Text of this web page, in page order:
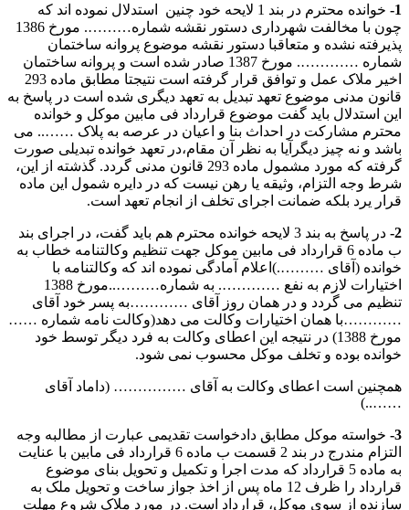
1-
خوانده محترم در بند 1 لایحه خود چنین استدلال نموده اند که
چون با مخالفت شهرداری دستور نقشه شماره………. مورخ 1386
پذیرفته نشده و متعاقبا دستور نقشه موضوع پروانه ساختمان
شماره …………. مورخ 1387 صادر شده است و پروانه ساختمان
اخیر ملاک عمل و توافق قرار گرفته است نتیجتا مطابق ماده 293
قانون مدنی موضوع تعهد تبدیل به تعهد دیگری شده است در پاسخ به
این استدلال باید گفت موضوع قرارداد فی مابین موکل و خوانده
محترم مشارکت در احداث بنا و اعیان در عرصه به پلاک …….. می
باشد و نه چیز دیگرآیا به نظر آن مقام،در تعهد خوانده تبدیلی صورت
گرفته که مورد مشمول ماده 293 قانون مدنی گردد. گذشته از این،
شرط وجه التزام، وثیقه یا رهن نیست که در دایره شمول این ماده
قرار یرد بلکه ضمانت اجرای تخلف از انجام تعهد است.
2-
در پاسخ به بند 3 لایحه خوانده محترم هم باید گفت، در اجرای بند
ب ماده 6 قرارداد فی مابین موکل جهت تنظیم وکالتنامه خطاب به
خوانده (آقای ……….)اعلام آمادگی نموده اند که وکالتنامه با
اختیارات لازم به نفع …………. به شماره………..مورخ 1388
تنظیم می گردد و در همان روز آقای …………به پسر خود آقای
…………با همان اختیارات وکالت می دهد(وکالت نامه شماره ……
مورخ 1388) در نتیجه این اعطای وکالت به فرد دیگر توسط خود
خوانده بوده و تخلف موکل محسوب نمی شود.
همچنین است اعطای وکالت به آقای …………… (داماد آقای
……..)
3- خواسته موکل مطابق دادخواست تقدیمی عبارت از مطالبه وجه
التزام مندرج در بند 2 قسمت ب ماده 6 قرارداد فی مابین با عنایت
به ماده 5 قرارداد که مدت اجرا و تکمیل و تحویل بنای موضوع
قرارداد را ظرف 12 ماه پس از اخذ جواز ساخت و تحویل ملک به
سازنده از سوی موکل، قرارداد است. در مورد ملاک شروع مهلت